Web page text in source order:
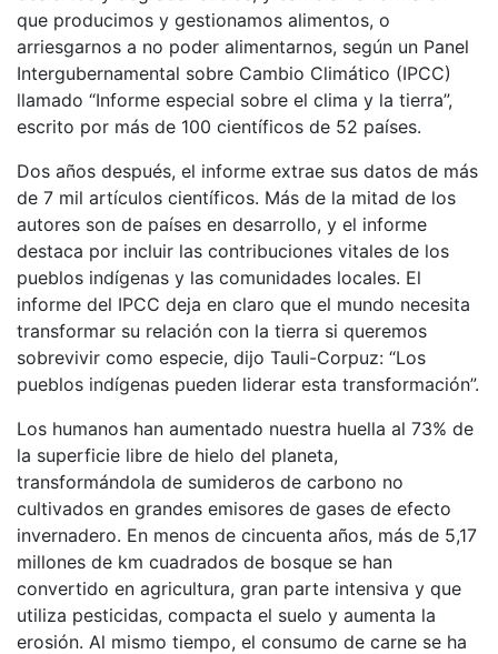
que producimos y gestionamos alimentos, o
arriesgarnos a no poder alimentarnos, según un Panel
Intergubernamental sobre Cambio Climático (IPCC)
llamado “Informe especial sobre el clima y la tierra”,
escrito por más de 100 científicos de 52 países.
Dos años después, el informe extrae sus datos de más
de 7 mil artículos científicos. Más de la mitad de los
autores son de países en desarrollo, y el informe
destaca por incluir las contribuciones vitales de los
pueblos indígenas y las comunidades locales. El
informe del IPCC deja en claro que el mundo necesita
transformar su relación con la tierra si queremos
sobrevivir como especie, dijo Tauli-Corpuz: “Los
pueblos indígenas pueden liderar esta transformación”.
Los humanos han aumentado nuestra huella al 73% de
la superficie libre de hielo del planeta,
transformándola de sumideros de carbono no
cultivados en grandes emisores de gases de efecto
invernadero. En menos de cincuenta años, más de 5,17
millones de km cuadrados de bosque se han
convertido en agricultura, gran parte intensiva y que
utiliza pesticidas, compacta el suelo y aumenta la
erosión. Al mismo tiempo, el consumo de carne se ha